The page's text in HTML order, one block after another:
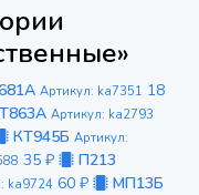
Артикул: ka7351 18
Артикул: ka2793
КТ945Б Артикул:
35 ₽ П213
ka9724 60 ₽ МП13Б